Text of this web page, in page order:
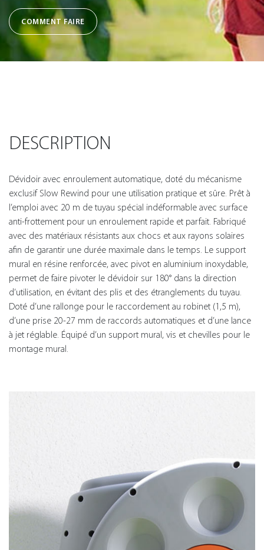
COMMENT FAIRE
DESCRIPTION
Dévidoir avec enroulement automatique, doté du mécanisme
exclusif Slow Rewind pour une utilisation pratique et sûre. Prêt à
l’emploi avec 20 m de tuyau spécial indéformable avec surface
anti-frottement pour un enroulement rapide et parfait. Fabriqué
avec des matériaux résistants aux chocs et aux rayons solaires
afin de garantir une durée maximale dans le temps. Le support
mural en résine renforcée, avec pivot en aluminium inoxydable,
permet de faire pivoter le dévidoir sur 180° dans la direction
d’utilisation, en évitant des plis et des étranglements du tuyau.
Doté d’une rallonge pour le raccordement au robinet (1,5 m),
d’une prise 20-27 mm de raccords automatiques et d’une lance
à jet réglable. Équipé d’un support mural, vis et chevilles pour le
montage mural.